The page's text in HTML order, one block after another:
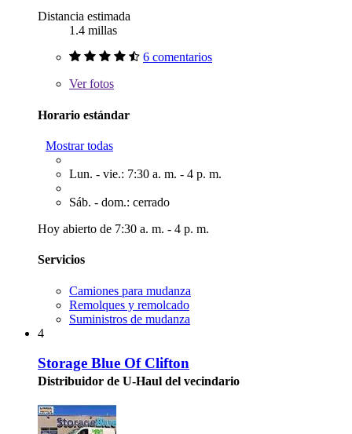
Distancia estimada
1.4 millas
6 comentarios
Verfotos
Horario estándar
Mostrar todas
Lun. - vie.: 7:30 a. m. - 4 p. m.
Sáb. - dom.: cerrado
Hoy abierto de 7:30 a. m. - 4 p. m.
Servicios
Camiones para mudanza
Remolques y remolcado
Suministros de mudanza
4
Storage Blue Of Clifton
Distribuidor de U-Haul del vecindario